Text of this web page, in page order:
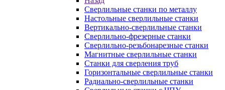
Сверлильные станки по металлу
Настольные сверлильные станки
Вертикально-сверлильные станки
Сверлильно-фрезерные станки
Сверлильно-резьбонарезные станки
Магнитные сверлильные станки
Станки для сверления труб
Горизонтальные сверлильные станки
Радиально-сверлильные станки